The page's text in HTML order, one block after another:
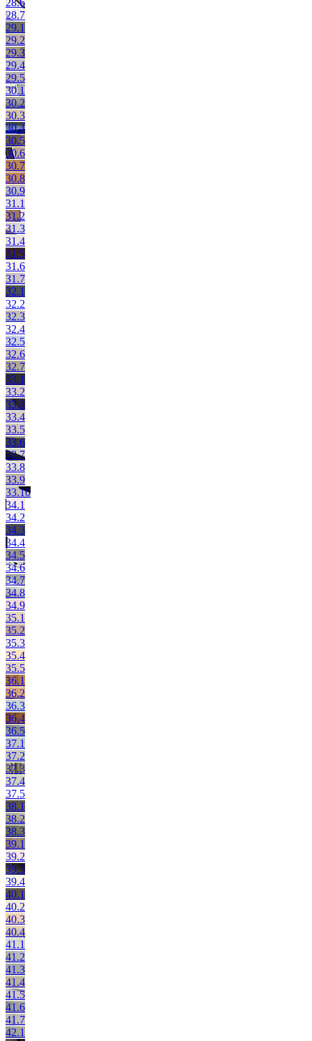
28.7
29.1
29.2
29.3
29.4
29.5
30.1
30.2
30.3
30.4
30.5
30.6
30.7
30.8
30.9
31.1
31.2
31.3
31.4
31.5
31.6
31.7
32.1
32.2
32.3
32.4
32.5
32.6
32.7
33.1
33.2
33.3
33.4
33.5
33.6
33.7
33.8
33.9
33.10
34.1
34.2
34.3
34.4
34.5
34.6
34.7
34.8
34.9
35.1
35.2
35.3
35.4
35.5
36.1
36.2
36.3
36.4
36.5
37.1
37.2
37.3
37.4
37.5
38.1
38.2
38.3
39.1
39.2
39.3
39.4
40.1
40.2
40.3
40.4
41.1
41.2
41.3
41.4
41.5
41.6
41.7
42.1